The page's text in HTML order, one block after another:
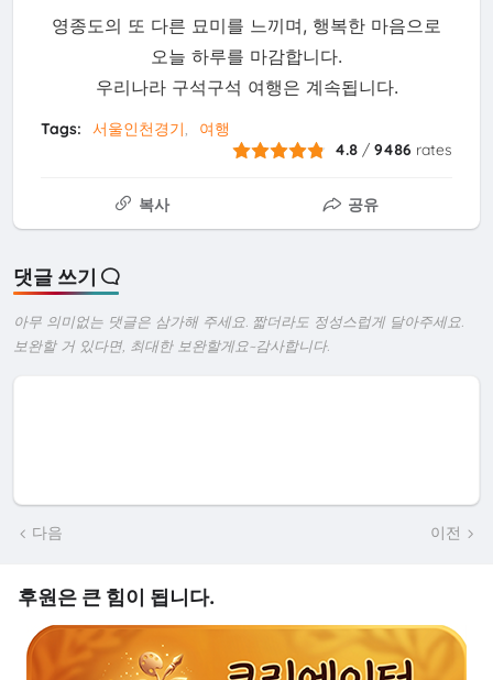
영종도의 또 다른 묘미를 느끼며, 행복한 마음으로
오늘 하루를 마감합니다.
우리나라 구석구석 여행은 계속됩니다.
Tags: 서울인천경기
여행
4.8 /9486 rates
복사 공유
댓글 쓰기
아무 의미없는 댓글은 삼가해 주세요. 짧더라도 정성스럽게 달아주세요.
보완할 거 있다면, 최대한 보완할게요~감사합니다.
다음 이전
후원은 큰 힘이 됩니다.